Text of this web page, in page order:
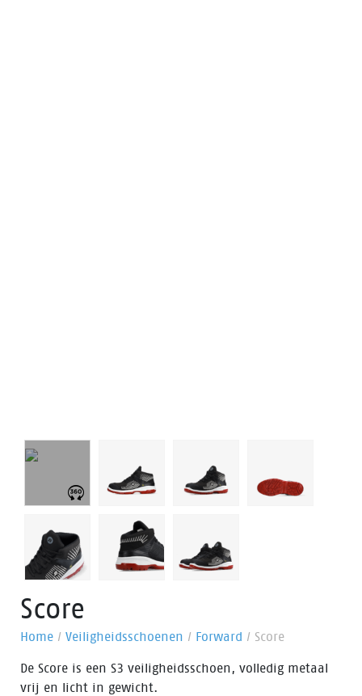
Score
Home / Veiligheidsschoenen / Forward / Score
De Score is een S3 veiligheidsschoen, volledig metaal
vrij en licht in gewicht.